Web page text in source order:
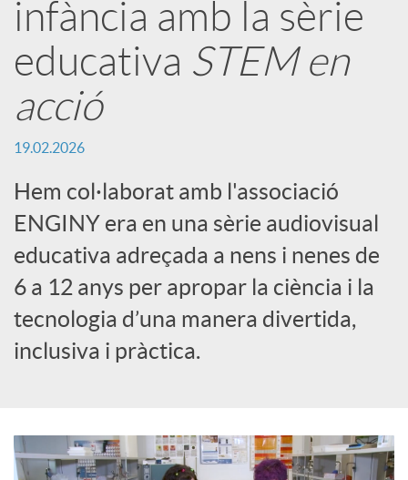
r
t
i
r
a
X
r
infància amb la sèrie
educativa STEM en
acció
19.02.2026
Hem col·laborat amb l'associació
ENGINY era en una sèrie audiovisual
educativa adreçada a nens i nenes de
6 a 12 anys per apropar la ciència i la
tecnologia d’una manera divertida,
inclusiva i pràctica.